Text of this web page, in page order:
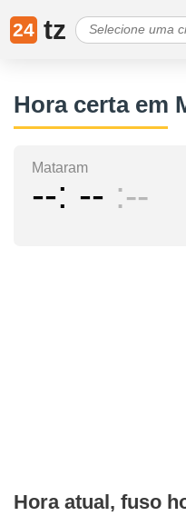
24 tz
Hora certa em
Mataram
-- -- --
Hora atual, fuso